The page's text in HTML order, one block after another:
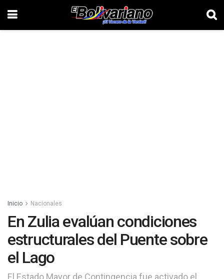
Inicio Nacionales
En Zulia evalúan condiciones
estructurales del Puente sobre
el Lago
El Estado Mayor de Contingencia fue activado el